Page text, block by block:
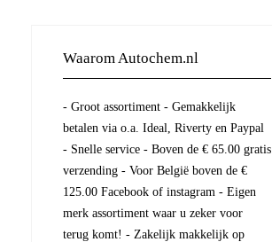
Waarom Autochem.nl
- Groot assortiment - Gemakkelijk
betalen via o.a. Ideal, Riverty en Paypal
- Snelle service - Boven de € 65.00 gratis
verzending - Voor België boven de €
125.00 Facebook of instagram - Eigen
merk assortiment waar u zeker voor
terug komt! - Zakelijk makkelijk op